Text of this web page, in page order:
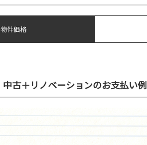
物件価格
中古＋リノベーションのお支払い例